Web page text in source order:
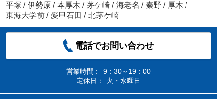
平塚 / 伊勢原 / 本厚木 / 茅ケ崎 / 海老名 / 秦野 / 厚木 /
東海大学前 / 愛甲石田 / 北茅ケ崎
電話でお問い合わせ
営業時間：
9：30～19：00
定休日：
火・水曜日